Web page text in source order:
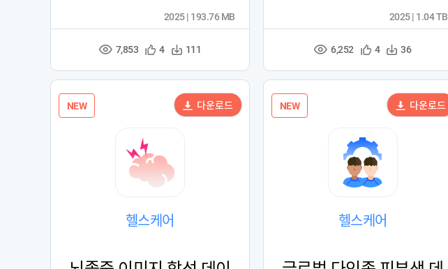
조
수
7,853
관
등
록
4
다
수
111
2025 | 193.76 MB
조
수
6,252
관
등
록
4
다
수
36
2025 | 1.04 TB
NEW
헬스케어
다운로드 NEW
헬스케어
다운로드